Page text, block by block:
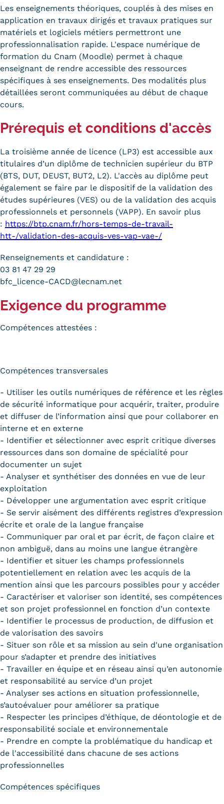
Les enseignements théoriques, couplés à des mises en
application en travaux dirigés et travaux pratiques sur
matériels et logiciels métiers permettront une
professionnalisation rapide. L'espace numérique de
formation du Cnam (Moodle) permet à chaque
enseignant de rendre accessible des ressources
spécifiques à ses enseignements. Des modalités plus
détaillées seront communiquées au début de chaque
cours.
Prérequis et conditions d'accès
La troisième année de licence (LP3) est accessible aux
titulaires d’un diplôme de technicien supérieur du BTP
(BTS, DUT, DEUST, BUT2, L2). L'accès au diplôme peut
également se faire par le dispositif de la validation des
études supérieures (VES) ou de la validation des acquis
professionnels et personnels (VAPP). En savoir plus
: https://btp.cnam.fr/hors-temps-de-travail-
htt-/validation-des-acquis-ves-vap-vae-/
Renseignements et candidature :
03 81 47 29 29
bfc_licence-CACD@lecnam.net
Exigence du programme
Compétences attestées :
Compétences transversales
- Utiliser les outils numériques de référence et les règles
de sécurité informatique pour acquérir, traiter, produire
et diffuser de l’information ainsi que pour collaborer en
interne et en externe
- Identifier et sélectionner avec esprit critique diverses
ressources dans son domaine de spécialité pour
documenter un sujet
- Analyser et synthétiser des données en vue de leur
exploitation
- Développer une argumentation avec esprit critique
- Se servir aisément des différents registres d’expression
écrite et orale de la langue française
- Communiquer par oral et par écrit, de façon claire et
non ambiguë, dans au moins une langue étrangère
- Identifier et situer les champs professionnels
potentiellement en relation avec les acquis de la
mention ainsi que les parcours possibles pour y accéder
- Caractériser et valoriser son identité, ses compétences
et son projet professionnel en fonction d’un contexte
- Identifier le processus de production, de diffusion et
de valorisation des savoirs
- Situer son rôle et sa mission au sein d'une organisation
pour s’adapter et prendre des initiatives
- Travailler en équipe et en réseau ainsi qu’en autonomie
et responsabilité au service d’un projet
- Analyser ses actions en situation professionnelle,
s’autoévaluer pour améliorer sa pratique
- Respecter les principes d’éthique, de déontologie et de
responsabilité sociale et environnementale
- Prendre en compte la problématique du handicap et
de l'accessibilité dans chacune de ses actions
professionnelles
Compétences spécifiques